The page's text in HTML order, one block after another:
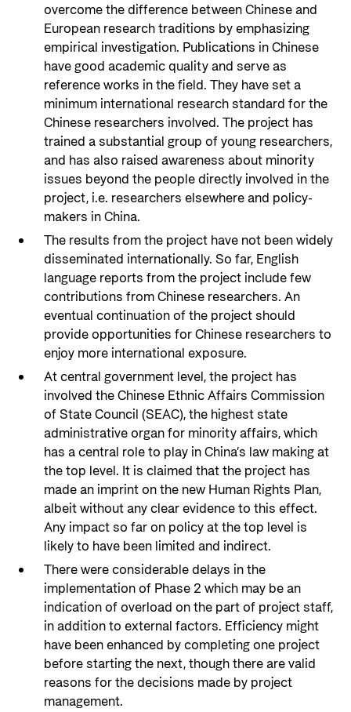
overcome the difference between Chinese and
European research traditions by emphasizing
empirical investigation. Publications in Chinese
have good academic quality and serve as
reference works in the field. They have set a
minimum international research standard for the
Chinese researchers involved. The project has
trained a substantial group of young researchers,
and has also raised awareness about minority
issues beyond the people directly involved in the
project, i.e. researchers elsewhere and policy-
makers in China.
The results from the project have not been widely
disseminated internationally. So far, English
language reports from the project include few
contributions from Chinese researchers. An
eventual continuation of the project should
provide opportunities for Chinese researchers to
enjoy more international exposure.
At central government level, the project has
involved the Chinese Ethnic Affairs Commission
of State Council (SEAC), the highest state
administrative organ for minority affairs, which
has a central role to play in China’s law making at
the top level. It is claimed that the project has
made an imprint on the new Human Rights Plan,
albeit without any clear evidence to this effect.
Any impact so far on policy at the top level is
likely to have been limited and indirect.
There were considerable delays in the
implementation of Phase 2 which may be an
indication of overload on the part of project staff,
in addition to external factors. Efficiency might
have been enhanced by completing one project
before starting the next, though there are valid
reasons for the decisions made by project
management.